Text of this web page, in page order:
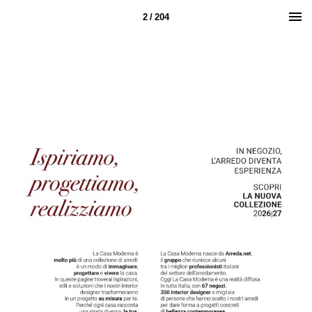
2 / 204